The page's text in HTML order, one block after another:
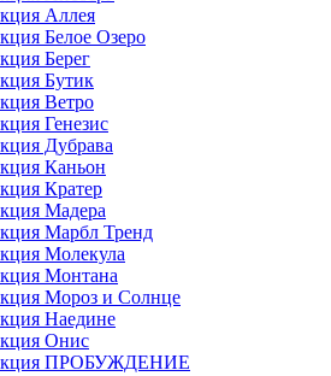
Аллея
Белое Озеро
Берег
Бутик
Ветро
Генезис
Дубрава
Каньон
Кратер
Мадера
Марбл Тренд
Молекула
Монтана
Мороз и Солнце
Наедине
Онис
ПРОБУЖДЕНИЕ